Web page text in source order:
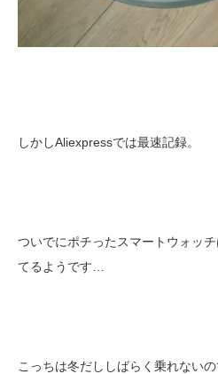
しかしAliexpressでは最速記録。
ついでにポチったスマートウォッ
てるようです…
こっちは冬だししばらく乗れない